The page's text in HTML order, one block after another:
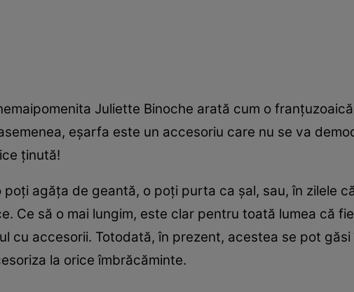
Juliette Binoche arată cum o
eșarfa este un accesoriu care nu se va
ținută!
agăța de geantă, o poți purta ca șal, sau, în zilele
Ce să o mai lungim, este clar pentru toată lumea că
cu accesorii. Totodată, în prezent, acestea se pot
la orice îmbrăcăminte.